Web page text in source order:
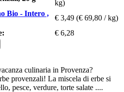
kg)
Bio - Intero ,
€ 3,49 (€ 69,80 / kg)
€ 6,28
culinaria in Provenza?
provenzali! La miscela di erbe si
pesce, verdure, torte salate ....